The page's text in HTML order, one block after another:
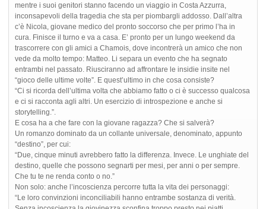
mentre i suoi genitori stanno facendo un viaggio in Costa Azzurra,
inconsapevoli della tragedia che sta per piombargli addosso. Dall’altra
c’è Nicola, giovane medico del pronto soccorso che per primo l’ha in
cura. Finisce il turno e va a casa. E’ pronto per un lungo weekend da
trascorrere con gli amici a Chamois, dove incontrerà un amico che non
vede da molto tempo: Matteo. Li separa un evento che ha segnato
entrambi nel passato. Riusciranno ad affrontare le insidie insite nel
“gioco delle ultime volte”. E quest’ultimo in che cosa consiste?
“Ci si ricorda dell’ultima volta che abbiamo fatto o ci è successo qualcosa
e ci si racconta agli altri. Un esercizio di introspezione e anche si
storytelling.”.
E cosa ha a che fare con la giovane ragazza? Che si salverà?
Un romanzo dominato da un collante universale, denominato, appunto
“destino”, per cui:
“Due, cinque minuti avrebbero fatto la differenza. Invece. Le unghiate del
destino, quelle che possono segnarti per mesi, per anni o per sempre.
Che tu te ne renda conto o no.”
Non solo: anche l’incoscienza percorre tutta la vita dei personaggi:
“Le loro convinzioni inconciliabili hanno entrambe sostanza di verità.